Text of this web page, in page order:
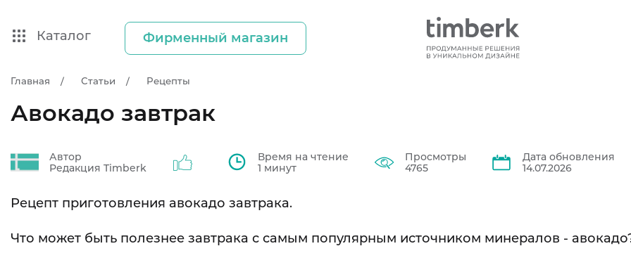
Каталог Фирменный магазин
Главная Статьи Рецепты
Авокадо завтрак
Автор
Редакция Timberk
Время на чтение
1 минут
Просмотры
4765
Дата обновления
14.07.2026
Рецепт приготовления авокадо завтрака.
Что может быть полезнее завтрака с самым популярным источником минералов -